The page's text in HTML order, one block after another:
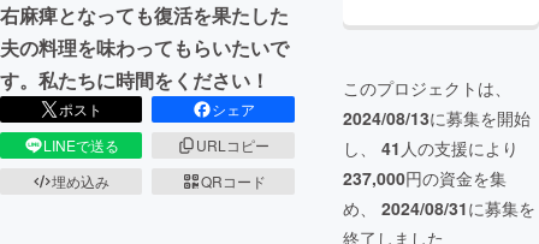
右麻痺となっても復活を果たした
夫の料理を味わってもらいたいで
す。私たちに時間をください！
ポスト
シェア
LINEで送る
URLコピー
埋め込み
QRコード
このプロジェクトは、
2024/08/13に募集を開始
し、 41 人の支援により
237,000円の資金を集
め、 2024/08/31に募集を
終了しました